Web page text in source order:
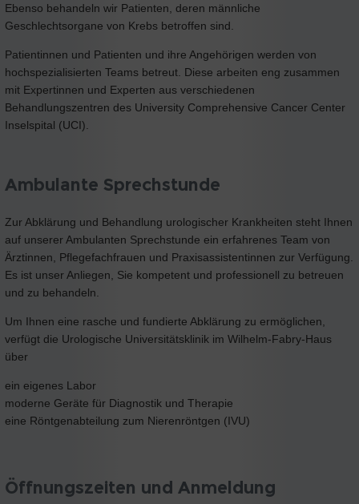
Ebenso behandeln wir Patienten, deren männliche
Geschlechtsorgane von Krebs betroffen sind.
Patientinnen und Patienten und ihre Angehörigen werden von
hochspezialisierten Teams betreut. Diese arbeiten eng zusammen
mit Expertinnen und Experten aus verschiedenen
Behandlungszentren des University Comprehensive Cancer Center
Inselspital (UCI).
Ambulante Sprechstunde
Zur Abklärung und Behandlung urologischer Krankheiten steht Ihnen
auf unserer Ambulanten Sprechstunde ein erfahrenes Team von
Ärztinnen, Pflegefachfrauen und Praxisassistentinnen zur Verfügung.
Es ist unser Anliegen, Sie kompetent und professionell zu betreuen
und zu behandeln.
Um Ihnen eine rasche und fundierte Abklärung zu ermöglichen,
verfügt die Urologische Universitätsklinik im Wilhelm-Fabry-Haus
über
ein eigenes Labor
moderne Geräte für Diagnostik und Therapie
eine Röntgenabteilung zum Nierenröntgen (IVU)
Öffnungszeiten und Anmeldung